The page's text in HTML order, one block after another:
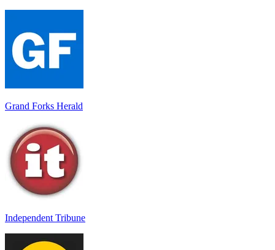
Grand Forks Herald
Independent Tribune